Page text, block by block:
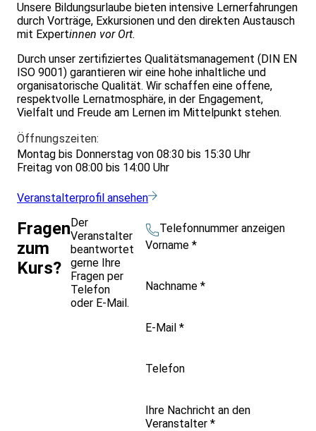
Unsere Bildungsurlaube bieten intensive Lernerfahrungen
durch Vorträge, Exkursionen und den direkten Austausch
mit Expertinnen vor Ort.
Durch unser zertifiziertes Qualitätsmanagement (DIN EN
ISO 9001) garantieren wir eine hohe inhaltliche und
organisatorische Qualität. Wir schaffen eine offene,
respektvolle Lernatmosphäre, in der Engagement,
Vielfalt und Freude am Lernen im Mittelpunkt stehen.
Öffnungszeiten:
Montag bis Donnerstag von 08:30 bis 15:30 Uhr
Freitag von 08:00 bis 14:00 Uhr
Veranstalterprofil ansehen
Fragen
zum
Kurs?
Der
Veranstalter
beantwortet
gerne Ihre
Fragen per
Telefon
oder E-Mail.
Telefonnummer anzeigen
Vorname *
Nachname *
E-Mail *
Telefon
Ihre Nachricht an den
Veranstalter *